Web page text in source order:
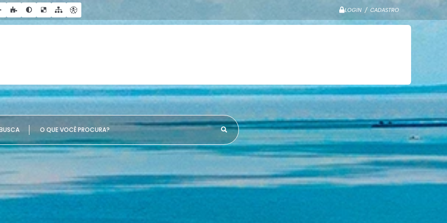
LOGIN / CADASTRO
VOCÊ PROCURA?